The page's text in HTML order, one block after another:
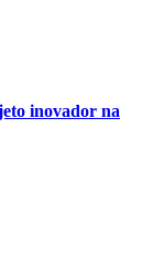
inovador na